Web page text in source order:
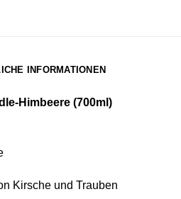
INFORMATIONEN
Himbeere (700ml)
Kirsche und Trauben